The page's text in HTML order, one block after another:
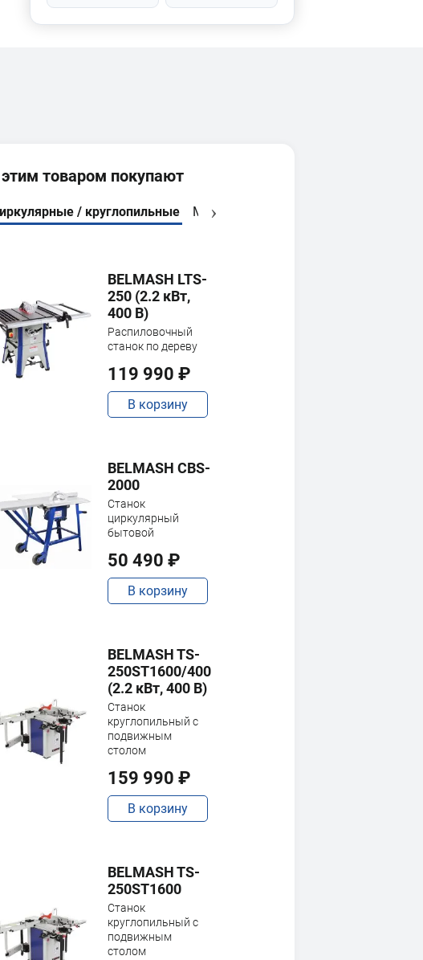
товаром покупают
/ круглопильные Многофункциональные
BELMASH LTS-
250 (2.2 кВт,
400 В)
Распиловочный
станок по дереву
119 990 ₽
В корзину
BELMASH CBS-
2000
Станок
циркулярный
бытовой
50 490 ₽
В корзину
BELMASH TS-
250ST1600/400
(2.2 кВт, 400 В)
Станок
круглопильный с
подвижным
столом
159 990 ₽
В корзину
BELMASH TS-
250ST1600
Станок
круглопильный с
подвижным
столом